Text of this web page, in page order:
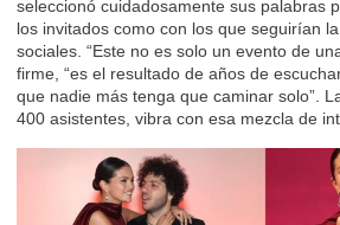
seleccionó cuidadosamente sus palabras
los invitados como con los que seguirían
sociales. “Este no es solo un evento de
firme, “es el resultado de años de
que nadie más tenga que caminar solo”.
400 asistentes, vibra con esa mezcla de